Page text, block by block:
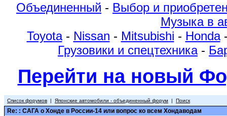
Объединенный - Выбор и
Музыка в
Toyota- Nissan - Mitsubishi - Honda
Грузовики и спецтехника-
Перейти на новый
Список форумов | Японские автомобили - объединенный форум | Поиск
Re: : САГА о Хонде в России-14 или вопрос ко всем Хондаводам